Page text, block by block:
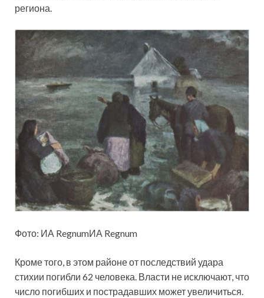
региона.
Фото: ИА RegnumИА Regnum
Кроме того, в этом районе от последствий удара
стихии погибли 62 человека. Власти не исключают, что
число погибших и пострадавших может увеличиться.